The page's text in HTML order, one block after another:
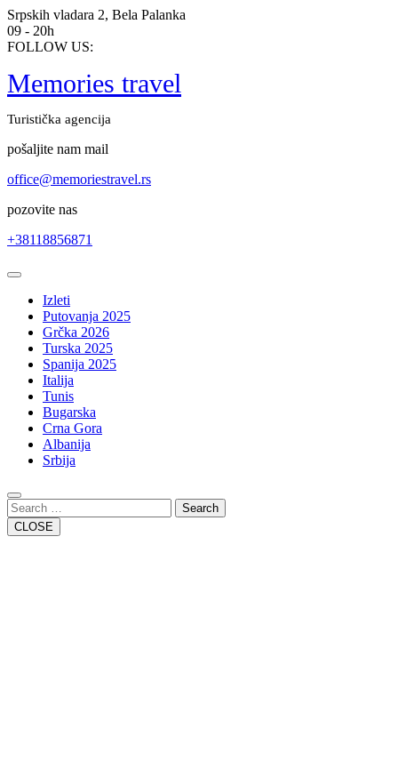
Skip
to
content
Srpskih vladara 2, Bela Palanka
09 - 20h
FOLLOW US:
Memories travel
Turistička agencija
pošaljite nam mail
office@memoriestravel.rs
pozovite nas
+38118856871
Open
ButtonIzleti
Putovanja 2025
Grčka 2026
Turska 2025
Spanija 2025
Italija
Tunis
Bugarska
Crna Gora
Albanija
Srbija
Close
Button
Search
CLOSE